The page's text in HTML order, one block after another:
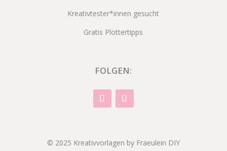
Kreativtester*innen gesucht
Gratis Plottertipps
FOLGEN:
© 2025 Kreativvorlagen by Fraeulein DIY